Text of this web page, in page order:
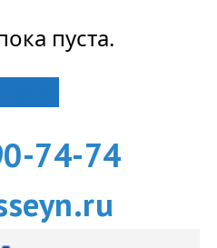
пуста.
74-74